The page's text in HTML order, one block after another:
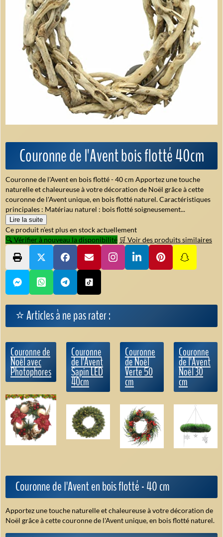
Couronne de l'Avent bois flotté 40cm
Couronne de l'Avent en bois flotté - 40 cm Apportez une touche
naturelle et chaleureuse à votre décoration de Noël grâce à cette
couronne de l'Avent unique, en bois flotté naturel. Caractéristiques
principales : Matériau naturel : bois flotté soigneusement...
Lire la suite
Ce produit n’est plus en stock actuellement
🔍 Vérifier à nouveau la disponibilité 🛒 Voir des produits similaires
⭐ Articles à ne pas rater :
Couronne de
Noël avec
Photophores
Couronne
de l'Avent
Sapin LED
40cm
Couronne
de Noël
Verte 50
cm
Couronne
de l'Avent
Noël 30
cm
Couronne de l'Avent en bois flotté - 40 cm
Apportez une touche naturelle et chaleureuse à votre décoration de
Noël grâce à cette couronne de l'Avent unique, en bois flotté naturel.